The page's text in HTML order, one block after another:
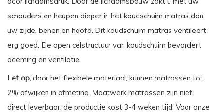
schouders en heupen dieper in het koudschuim matras dan
uw zijde, benen en hoofd. Dit koudschuim matras ventileert
erg goed. De open celstructuur van koudschuim bevordert
ademing en ventilatie.
Let op , door het flexibele materiaal, kunnen matrassen tot
2% afwijken in afmeting. Maatwerk matrassen zijn niet
direct leverbaar, de productie kost 3-4 weken tijd. Voor onze